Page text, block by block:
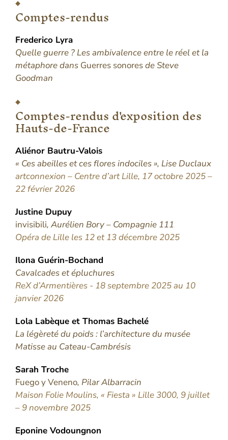
Comptes-rendus
Frederico Lyra
Quelle guerre ? Les ambivalence entre le réel et la
métaphore dans Guerres sonoresde Steve
Goodman
Comptes-rendus d'exposition des
Hauts-de-France
Aliénor Bautru-Valois
« Ces abeilles et ces flores indociles », Lise Duclaux
artconnexion – Centre d’art Lille, 17 octobre 2025 –
22 février 2026
Justine Dupuy
invisibili, Aurélien Bory – Compagnie 111
Opéra de Lille les 12 et 13 décembre 2025
Ilona Guérin-Bochand
Cavalcades et épluchures
ReX d’Armentières - 18 septembre 2025 au 10
janvier 2026
Lola Labèque et Thomas Bachelé
La légèreté du poids : l’architecture du musée
Matisse au Cateau-Cambrésis
Sarah Troche
Fuego y Veneno, Pilar Albarracin
Maison Folie Moulins, « Fiesta » Lille 3000, 9 juillet
– 9 novembre 2025
Eponine Vodoungnon